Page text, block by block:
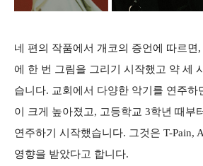
네 편의 작품에서 개코의 증언에 따르면
에 한 번 그림을 그리기 시작했고 약 세
습니다. 교회에서 다양한 악기를 연주하
이 크게 높아졌고, 고등학교 3학년 때부
연주하기 시작했습니다. 그것은 T-Pain,
영향을 받았다고 합니다.